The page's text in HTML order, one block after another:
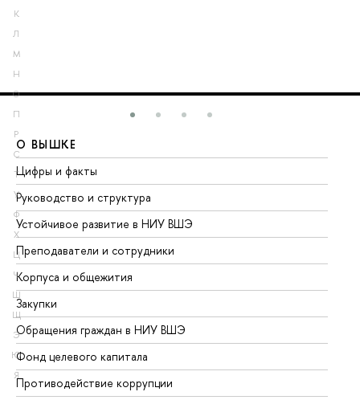
К
Л
М
Н
О
П
Р
С
Т
У
Ф
Х
Ц
Ч
Ш
Щ
Э
Ю
Я
О ВЫШКЕ
Цифры и факты
Руководство и структура
Устойчивое развитие в НИУ ВШЭ
Преподаватели и сотрудники
Корпуса и общежития
Закупки
Обращения граждан в НИУ ВШЭ
Фонд целевого капитала
Противодействие коррупции